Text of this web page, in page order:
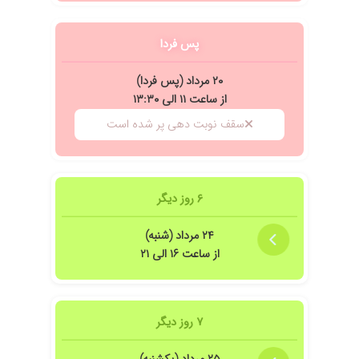
خان دکتر بسیار با تجربه مهربان واقعا کار درست از
هر لحاظ ممتاز
بسیار خودشون و منشی خوش برخورد بودن برای
چکاب مادرم رفتم و کاملا وقت گذاشتن و راضی بودم
پدرم دیابت دارن خانم دکتر با صبوری کامل به پدرم
کمک زیادی کردن ممنون از ایشان
در حال بررسی و پیگیری هستیم هنوز ۱۴۰۴/۰۶/۳۰
مشکل تنفسی و عفونی داشتم ... مشاوره ایشون
از دوستان شنیدم
خوب بود
۱۴۰۲/۰۲/۰۸
پس فردا
۲۰ مرداد (پس فردا)
از ساعت ۱۱ الی ۱۳:۳۰
سقف نوبت دهی پر شده است
۶ روز دیگر
۲۴ مرداد (شنبه)
از ساعت ۱۶ الی ۲۱
۷ روز دیگر